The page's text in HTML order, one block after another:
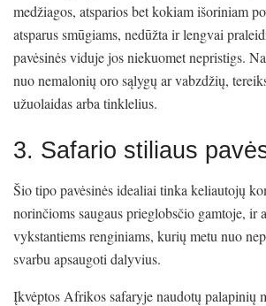
medžiagos, atsparios bet kokiam išoriniam
atsparus smūgiams, nedūžta ir lengvai
pavėsinės viduje jos niekuomet nepristigs.
nuo nemalonių oro sąlygų ar vabzdžių,
užuolaidas arba tinklelius.
3. Safario stiliaus
Šio tipo pavėsinės idealiai tinka keliautojų
norinčioms saugaus prieglobsčio gamtoje, ir
vykstantiems renginiams, kurių metu nuo
svarbu apsaugoti dalyvius.
Įkvėptos Afrikos safaryje naudotų palapinių